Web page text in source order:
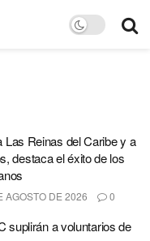
Las Reinas del Caribe y a
destaca el éxito de los
AGOSTO DE 2026 0
suplirán a voluntarios de